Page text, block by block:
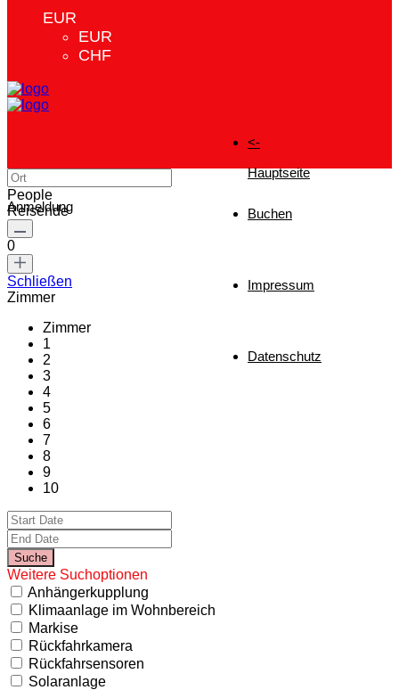
EUR
EUR
CHF
<-
Hauptseite
Buchen
Impressum
Datenschutz
Anmeldung
People
Reisende
0
Schließen
Zimmer
Zimmer
1
2
3
4
5
6
7
8
9
10
Weitere Suchoptionen
Anhängerkupplung
Klimaanlage im Wohnbereich
Markise
Rückfahrkamera
Rückfahrsensoren
Solaranlage